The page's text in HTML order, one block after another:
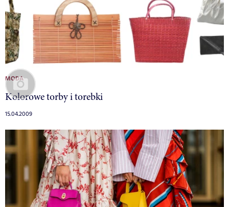
MODA
Kolorowe torby i torebki
15.04.2009